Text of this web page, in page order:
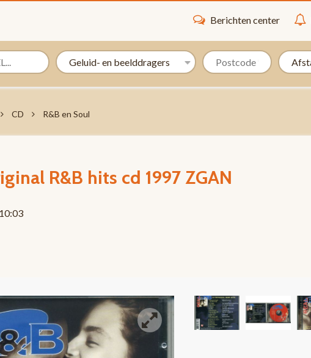
Berichten center
CD R&B en Soul
R&B hits cd 1997 ZGAN